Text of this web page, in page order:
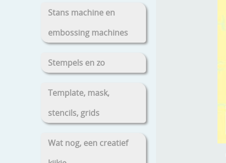
Stans machine en
embossing machines
Stempels en zo
Template, mask,
stencils, grids
Wat nog, een creatief